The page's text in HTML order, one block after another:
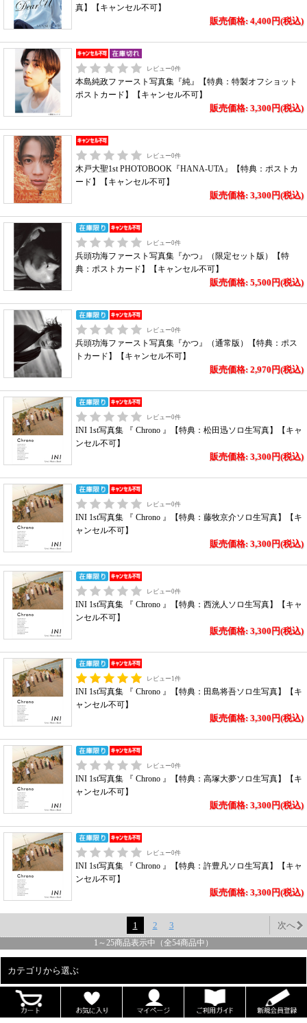
真】【キャンセル不可】
販売価格: 4,400円(税込)
レビュー0件
本島純政ファースト写真集『純』【特典：特製オフショット
ポストカード】【キャンセル不可】
販売価格: 3,300円(税込)
レビュー0件
木戸大聖1st PHOTOBOOK『HANA-UTA』【特典：ポストカ
ード】【キャンセル不可】
販売価格: 3,300円(税込)
レビュー0件
兵頭功海ファースト写真集『かつ』（限定セット版）【特
典：ポストカード】【キャンセル不可】
販売価格: 5,500円(税込)
レビュー0件
兵頭功海ファースト写真集『かつ』（通常版）【特典：ポス
トカード】【キャンセル不可】
販売価格: 2,970円(税込)
レビュー0件
INI 1st写真集 『 Chrono 』【特典：松田迅ソロ生写真】【キャ
ンセル不可】
販売価格: 3,300円(税込)
レビュー0件
INI 1st写真集 『 Chrono 』【特典：藤牧京介ソロ生写真】【キ
ャンセル不可】
販売価格: 3,300円(税込)
レビュー0件
INI 1st写真集 『 Chrono 』【特典：西洸人ソロ生写真】【キャ
ンセル不可】
販売価格: 3,300円(税込)
レビュー1件
INI 1st写真集 『 Chrono 』【特典：田島将吾ソロ生写真】【キ
ャンセル不可】
販売価格: 3,300円(税込)
レビュー0件
INI 1st写真集 『 Chrono 』【特典：高塚大夢ソロ生写真】【キ
ャンセル不可】
販売価格: 3,300円(税込)
レビュー0件
INI 1st写真集 『 Chrono 』【特典：許豊凡ソロ生写真】【キャ
ンセル不可】
販売価格: 3,300円(税込)
1 2 3 次へ
1 ～ 25商品表示中（全54商品中）
カテゴリから選ぶ
ALL
男性写真集